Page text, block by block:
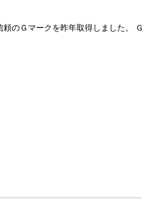
Ｇマークを昨年取得しました。